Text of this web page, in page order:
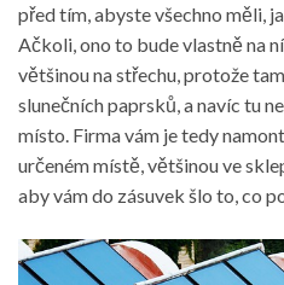
před tím, abyste všechno měli,
Ačkoli, ono to bude vlastně na
většinou na střechu, protože
slunečních paprsků, a navíc tu
místo. Firma vám je tedy
určeném místě, většinou ve
aby vám do zásuvek šlo to, co